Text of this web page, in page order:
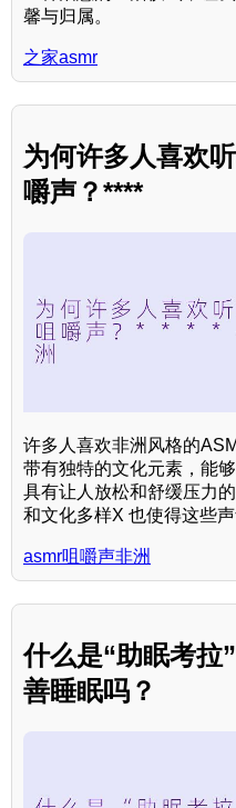
馨与归属。
之家asmr
为何许多人喜欢
嚼声？****
许多人喜欢非洲风格的
带有独特的文化元素，能
具有让人放松和舒缓压力
和文化多样X 也使得这些
asmr咀嚼声非洲
什么是“助眠考拉
善睡眠吗？